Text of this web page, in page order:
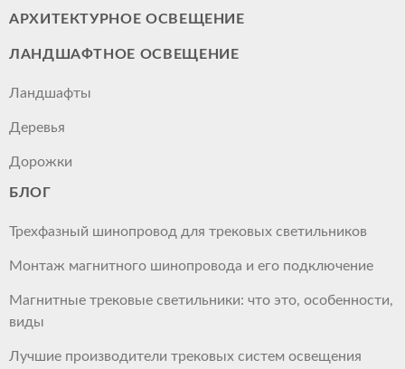
АРХИТЕКТУРНОЕ ОСВЕЩЕНИЕ
ЛАНДШАФТНОЕ ОСВЕЩЕНИЕ
Ландшафты
Деревья
Дорожки
БЛОГ
Трехфазный шинопровод для трековых светильников
Монтаж магнитного шинопровода и его подключение
Магнитные трековые светильники: что это, особенности,
виды
Лучшие производители трековых систем освещения